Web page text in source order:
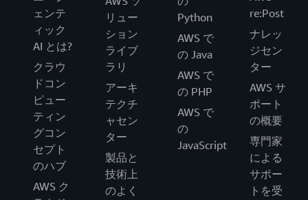
ェンテ
ィック
AI とは?
クラウ
ドコン
ピュー
ティン
グコン
セプト
のハブ
AWS ク
リュー
ション
ライブ
ラリ
アーキ
テクチ
ャセン
ター
製品と
技術上
のよく
Python
AWS で
の Java
AWS で
の PHP
AWS で
の
JavaScript
re:Post
ナレッ
ジセン
ター
AWS サ
ポート
の概要
専門家
による
サポー
トを受